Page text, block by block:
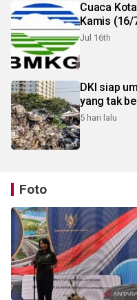
Cuaca
Kamis
Jul 16th
DKI siap
yang tak
5 hari lalu
Foto